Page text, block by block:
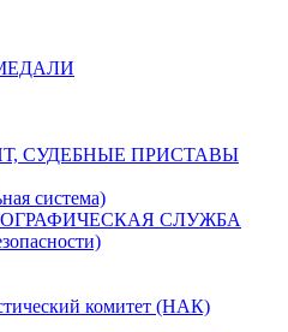
СУДЕБНЫЕ ПРИСТАВЫ
система)
СЛУЖБА
комитет (НАК)